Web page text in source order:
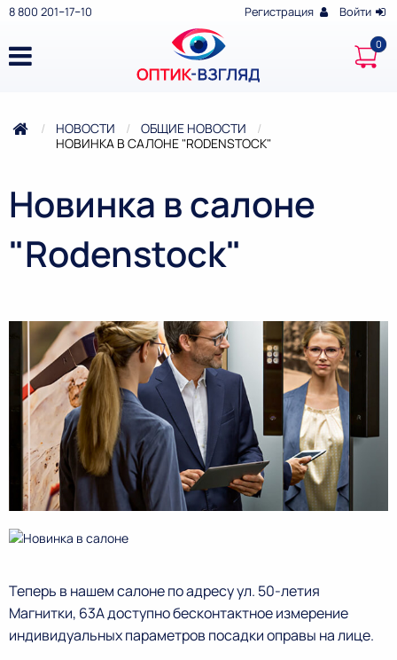
8 800 201‒17‒10 Регистрация Войти
НОВОСТИ
ОБЩИЕ НОВОСТИ
ТЕКУЩАЯ:
НОВИНКА В САЛОНЕ "RODENSTOCK"
Новинка в салоне
"Rodenstock"
Теперь в нашем салоне по адресу ул. 50-летия
Магнитки, 63А доступно бесконтактное измерение
индивидуальных параметров посадки оправы на лице.